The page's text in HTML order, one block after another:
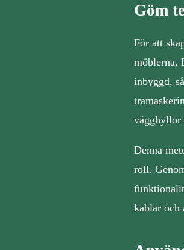
Göm
För att
möblerna.
inbyggd,
vägghyllor
Denna
roll.
kablar och